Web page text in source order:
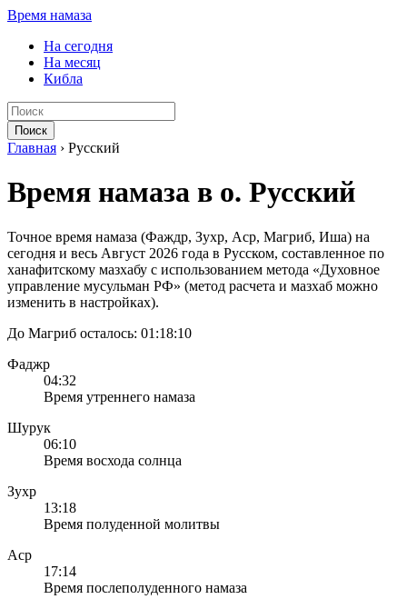
Время намаза
На сегодня
На месяц
Кибла
Поиск
Главная › Русский
Время намаза в о. Русский
Точное время намаза (Фаждр, Зухр, Аср, Магриб, Иша) на
сегодня и весь Август 2026 года в Русском, составленное по
ханафитскому мазхабу с использованием метода «Духовное
управление мусульман РФ» (метод расчета и мазхаб можно
изменить в настройках).
До Магриб осталось: 01:18:10
Фаджр
04:32
Время утреннего намаза
Шурук
06:10
Время восхода солнца
Зухр
13:18
Время полуденной молитвы
Аср
17:14
Время послеполуденного намаза